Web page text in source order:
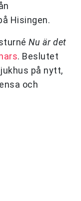
Hisingen.
Nu är det
. Beslutet
på nytt,
och